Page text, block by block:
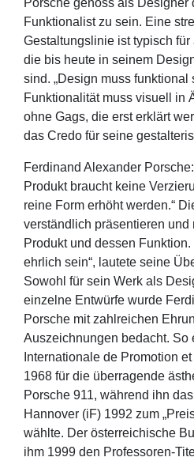
Porsche genoss als Designer
Funktionalist zu sein. Eine
Gestaltungslinie ist typisch
die bis heute in seinem
sind. „Design muss funktional
Funktionalität muss visuell in
ohne Gags, die erst erklärt
das Credo für seine
Ferdinand Alexander
Produkt braucht keine
reine Form erhöht werden.“
verständlich präsentieren und
Produkt und dessen Funktion.
ehrlich sein“, lautete seine
Sowohl für sein Werk als
einzelne Entwürfe wurde
Porsche mit zahlreichen
Auszeichnungen bedacht. So
Internationale de Promotion
1968 für die überragende
Porsche 911, während ihn
Hannover (iF) 1992 zum
wählte. Der österreichische
ihm 1999 den Professoren-